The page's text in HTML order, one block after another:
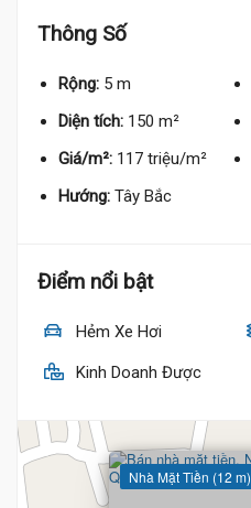
Thông Số
Rộng: 5 m
Diện tích: 150 m²
Giá/m²: 117 triệu/m²
Hướng: Tây Bắc
Điểm nổi bật
Hẻm Xe Hơi
Kinh Doanh Được
Nhà Mặt Tiền (12 m)